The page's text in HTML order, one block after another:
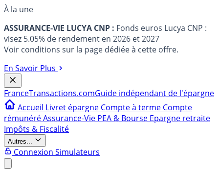
À la une
ASSURANCE-VIE LUCYA CNP : Fonds euros Lucya CNP :
visez 5.05% de rendement en 2026 et 2027
Voir conditions sur la page dédiée à cette offre.
En Savoir Plus
FranceTransactions.comGuide indépendant de l'épargne
Accueil Livret épargne Compte à terme Compte
rémunéréAssurance-Vie PEA & Bourse Epargne retraite
Impôts & Fiscalité
Autres...
Connexion Simulateurs